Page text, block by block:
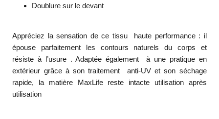
Doublure sur le devant
Appréciez la sensation de ce tissu haute performance : il
épouse parfaitement les contours naturels du corps et
résiste à l’usure . Adaptée également à une pratique en
extérieur grâce à son traitement anti-UV et son séchage
rapide, la matière MaxLife reste intacte utilisation après
utilisation